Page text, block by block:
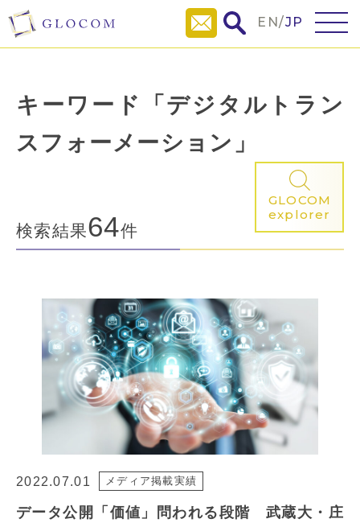
EN/JP
キーワード「デジタルトラン
スフォーメーション」
GLOCOM
explorer
検索結果64件
2022.07.01 メディア掲載実績
データ公開「価値」問われる段階 武蔵大・庄